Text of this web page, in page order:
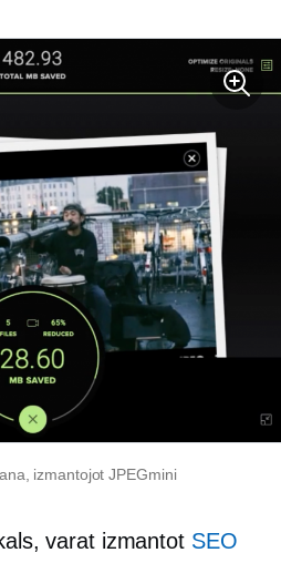
izmantojot JPEGmini
varat izmantot SEO